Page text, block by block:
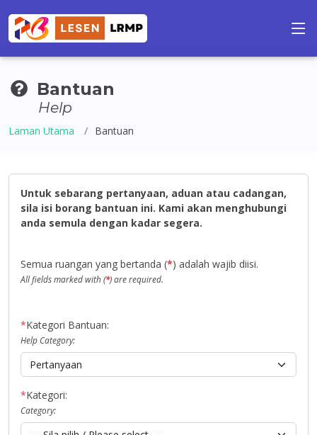
Bantuan
Help
Laman Utama Bantuan
Untuk sebarang pertanyaan, aduan atau cadangan,
sila isi borang bantuan ini. Kami akan menghubungi
anda semula dengan kadar segera.
Semua ruangan yang bertanda (*) adalah wajib diisi.
All fields marked with (*) are required.
*Kategori Bantuan:
Help Category:
*Kategori:
Category: